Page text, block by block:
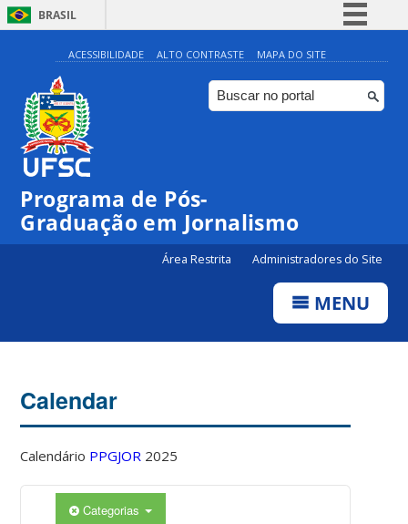
BRASIL
Simplifique!
Comunica BR
Participe
ACESSIBILIDADE ALTO CONTRASTE MAPA DO SITE
Programa de Pós-
Graduação em Jornalismo
Área Restrita Administradores do Site
MENU
Calendar
Calendário PPGJOR 2025
Categorias
04:00
05:00